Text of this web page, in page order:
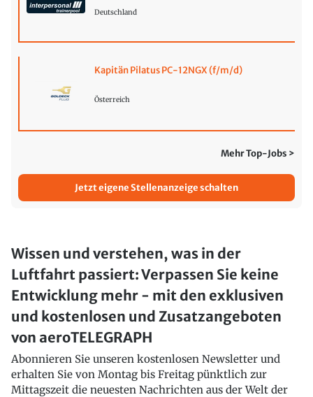
Deutschland
Kapitän Pilatus PC-12NGX (f/m/d)
Österreich
Mehr Top-Jobs >
Jetzt eigene Stellenanzeige schalten
Wissen und verstehen, was in der
Luftfahrt passiert: Verpassen Sie keine
Entwicklung mehr - mit den exklusiven
und kostenlosen und Zusatzangeboten
von aeroTELEGRAPH
Abonnieren Sie unseren kostenlosen Newsletter und
erhalten Sie von Montag bis Freitag pünktlich zur
Mittagszeit die neuesten Nachrichten aus der Welt der